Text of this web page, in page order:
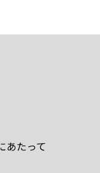
あたって